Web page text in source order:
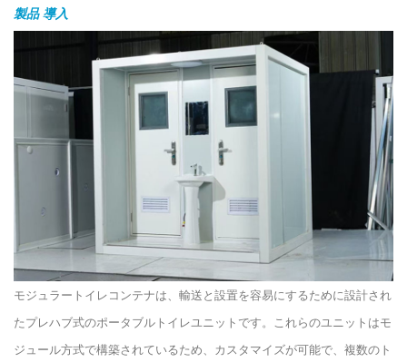
製品導入
モジュラートイレコンテナは、輸送と設置を容易にするために設計され
たプレハブ式のポータブルトイレユニットです。これらのユニットはモ
ジュール方式で構築されているため、カスタマイズが可能で、複数のト